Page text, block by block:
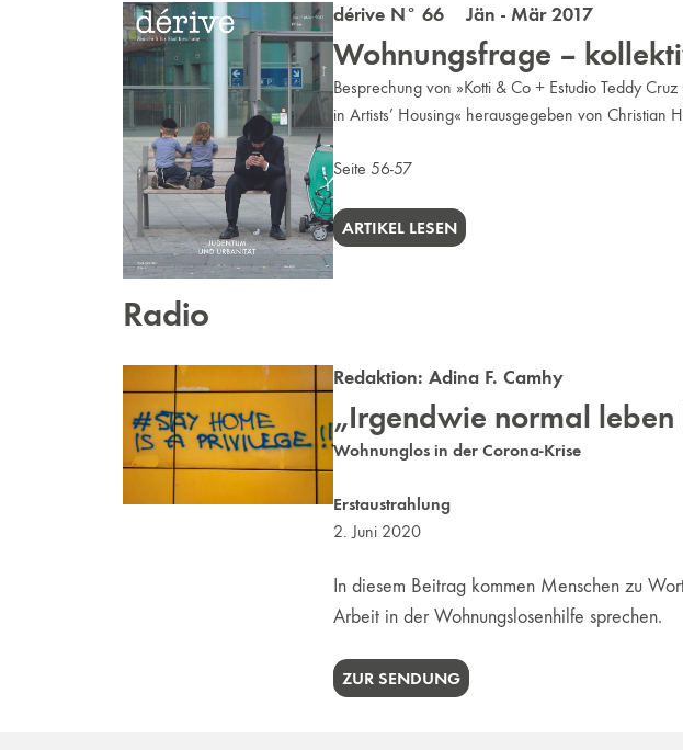
dérive N° 66 Jän - Mär 2017
Wohnungsfrage –
Besprechung von »Kotti & Co + Estudio Teddy
in Artists’ Housing« herausgegeben von Christian
Seite 56-57
ARTIKEL LESEN
Radio
Redaktion: Adina F. Camhy
„Irgendwie normal leben
Wohnunglos in der Corona-Krise
Erstaustrahlung
2. Juni 2020
In diesem Beitrag kommen Menschen zu
Arbeit in der Wohnungslosenhilfe sprechen.
ZUR SENDUNG